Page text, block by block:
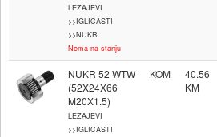
LEZAJEVI
>>IGLICASTI
>>NUKR
Nema na stanju
NUKR 52 WTW
(52X24X66
M20X1.5)
LEZAJEVI
>>IGLICASTI
KOM 40.56